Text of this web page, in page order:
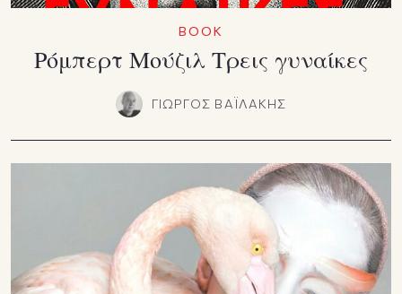
BOOK
Ρόμπερτ Μούζιλ Τρεις γυναίκες
ΓΙΩΡΓΟΣ ΒΑΪΛΑΚΗΣ